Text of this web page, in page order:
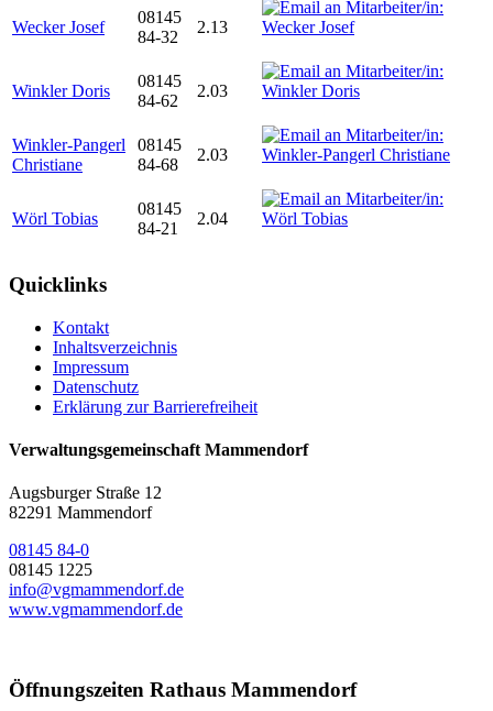
Wecker Josef
08145
84-32
2.13
Winkler Doris
08145
84-62
2.03
Winkler-Pangerl
Christiane
08145
84-68
2.03
Wörl Tobias
08145
84-21
2.04
Quicklinks
Kontakt
Inhaltsverzeichnis
Impressum
Datenschutz
Erklärung zur Barrierefreiheit
Verwaltungsgemeinschaft Mammendorf
Augsburger Straße 12
82291 Mammendorf
08145 84-0
08145 1225
info@vgmammendorf.de
www.vgmammendorf.de
Öffnungszeiten Rathaus Mammendorf